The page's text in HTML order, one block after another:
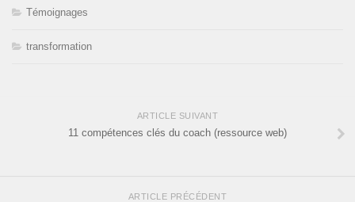
Témoignages
transformation
ARTICLE SUIVANT
11 compétences clés du coach (ressource web)
ARTICLE PRÉCÉDENT